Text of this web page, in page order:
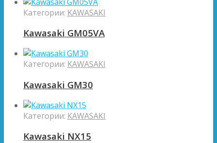
Категории: KAWASAKI
Kawasaki GM05VA
Категории: KAWASAKI
Kawasaki GM30
Категории: KAWASAKI
Kawasaki NX15